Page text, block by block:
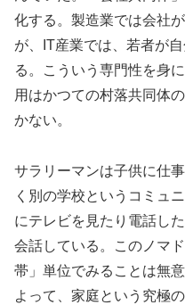
化する。製造業では会社
が、IT産業では、若者が
る。こういう専門性を身
用はかつての村落共同体
かない。
サラリーマンは子供に仕
く別の学校というコミュ
にテレビを見たり電話し
会話している。このノマ
帯」単位でみることは無
よって、家庭という究極